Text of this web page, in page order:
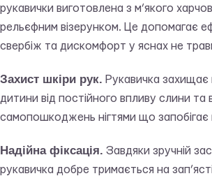
рукавички виготовлена з м’якого
рельєфним візерунком. Це допомагає
свербіж та дискомфорт у яснах не
Захист шкіри рук. Рукавичка захищає
дитини від постійного впливу слини та
самопошкоджень нігтями що запобігає
Надійна фіксація. Завдяки зручній
рукавичка добре тримається на